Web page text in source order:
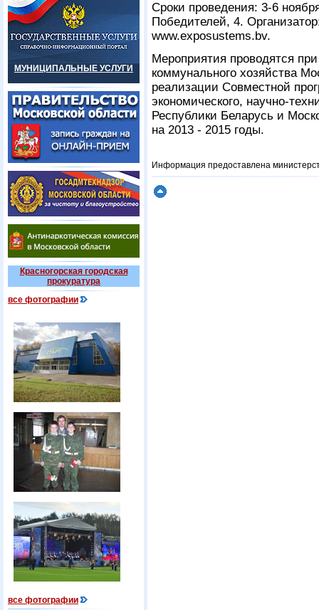
МУНИЦИПАЛЬНЫЕ УСЛУГИ
Красногорская городская
прокуратура
все фотографии
все фотографии
Сроки проведения: 3-6
Победителей, 4.
www.exposustems.bv.
Мероприятия проводятся
коммунального хозяйства
реализации Совместной
экономического, научно-
Республики Беларусь и
на 2013 - 2015 годы.
Информация предоставлена